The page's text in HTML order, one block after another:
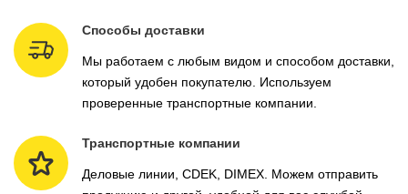
Способы доставки
Мы работаем с любым видом и способом доставки,
который удобен покупателю. Используем
проверенные транспортные компании.
Транспортные компании
Деловые линии, CDEK, DIMEX. Можем отправить